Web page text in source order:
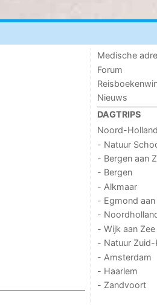
Medische
Forum
Nieuws
DAGTRIPS
Noord-Holland
- Natuur
- Bergen aan
- Bergen
- Alkmaar
- Egmond aan
-
- Wijk aan Zee
- Natuur Zuid-
- Amsterdam
- Haarlem
- Zandvoort